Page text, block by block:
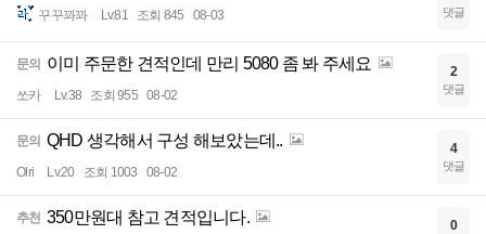
꾸꾸꽈꽈 Lv.81 조회 845 08-03 댓글
문의 이미 주문한 견적인데 만리 5080 좀 봐 주세요
쏘카 Lv.38 조회 955 08-02
2
댓글
문의 QHD 생각해서 구성 해보았는데..
Olri Lv.20 조회 1003 08-02
4
댓글
추천 350만원대 참고 견적입니다. 0